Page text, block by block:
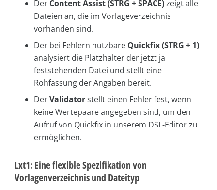
Der Content Assist (STRG + SPACE)zeigt alle
Dateien an, die im Vorlageverzeichnis
vorhanden sind.
Der bei Fehlern nutzbare Quickfix (STRG + 1)
analysiert die Platzhalter der jetzt ja
feststehenden Datei und stellt eine
Rohfassung der Angaben bereit.
DerValidatorstellt einen Fehler fest, wenn
keine Wertepaare angegeben sind, um den
Aufruf von Quickfix in unserem DSL-Editor zu
ermöglichen.
Lxt1: Eine flexible Spezifikation von
Vorlagenverzeichnis und Dateityp